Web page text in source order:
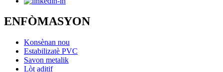
ENFÒMASYON
Konsènan nou
Estabilizatè PVC
Savon metalik
Lòt aditif